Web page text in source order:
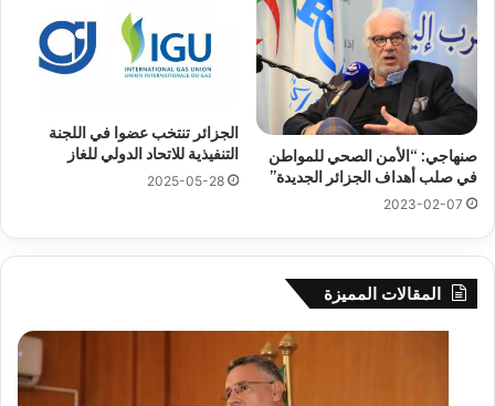
صنهاجي: “الأمن الصحي للمواطن
في صلب أهداف الجزائر الجديدة”
2023-02-07
الجزائر تنتخب عضوا في اللجنة
التنفيذية للاتحاد الدولي للغاز
2025-05-28
المقالات المميزة